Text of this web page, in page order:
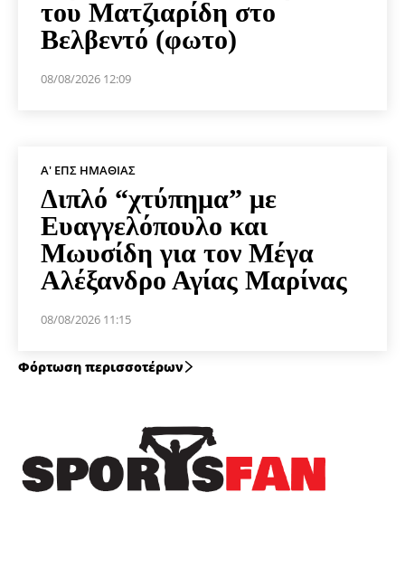
του Ματζιαρίδη στο
Βελβεντό (φωτο)
08/08/2026 12:09
Α' ΕΠΣ ΗΜΑΘΊΑΣ
Διπλό “χτύπημα” με
Ευαγγελόπουλο και
Μωυσίδη για τον Μέγα
Αλέξανδρο Αγίας Μαρίνας
08/08/2026 11:15
Φόρτωση περισσοτέρων